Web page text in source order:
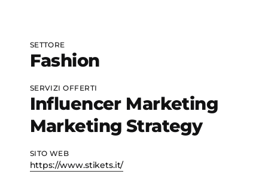
SETTORE
Fashion
SERVIZI OFFERTI
Influencer Marketing
Marketing Strategy
SITO WEB
https://www.stikets.it/